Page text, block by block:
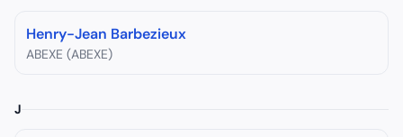
Henry-Jean Barbezieux
ABEXE (ABEXE)
J